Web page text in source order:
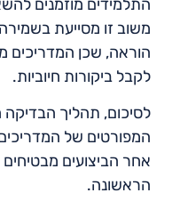
התלמידים מוזמנים
משוב זו מסייעת
הוראה, שכן המדריכים
לקבל ביקורות חיוביות.
לסיכום, תהליך הבדיקה
המפורטים של
אחר הביצועים
הראשונה.